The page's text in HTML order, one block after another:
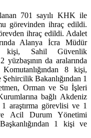
701 sayılı KHK ile
görevinden ihraç edildi.
ihraç edildi. Adalet
Alanya İcra Müdür
kişi, Sahil Güvenlik
yüzbaşının da aralarında
8 kişi,
Bakanlığından 1
Orman ve Su İşleri
bağlı Akdeniz
araştırma görevlisi ve 1
Acil Durum Yönetimi
1 kişi ve